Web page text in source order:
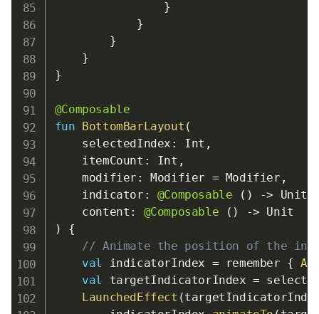
}
}
}
}
}
@Composable
fun BottomBarLayout (
    selectedIndex
: Int ,
    itemCount
: Int ,
    modifier
: Modifier = Modifier ,
    indicator
: @Composable ( ) -> Unit
    content
: @Composable ( ) ->
)
{
// Animate the position of the
val
indicatorIndex = remember {
val
targetIndicatorIndex =
LaunchedEffect (